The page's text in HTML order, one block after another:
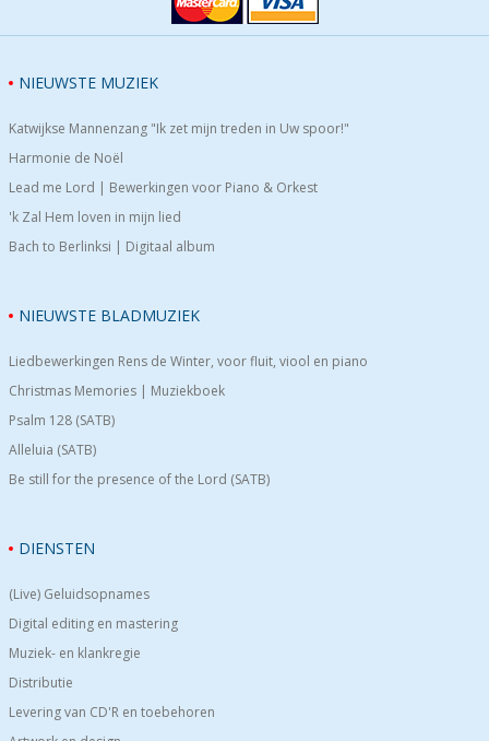
NIEUWSTE MUZIEK
Katwijkse Mannenzang "Ik zet mijn treden in Uw spoor!"
Harmonie de Noël
Lead me Lord | Bewerkingen voor Piano & Orkest
'k Zal Hem loven in mijn lied
Bach to Berlinksi | Digitaal album
NIEUWSTE BLADMUZIEK
Liedbewerkingen Rens de Winter, voor fluit, viool en piano
Christmas Memories | Muziekboek
Psalm 128 (SATB)
Alleluia (SATB)
Be still for the presence of the Lord (SATB)
DIENSTEN
(Live) Geluidsopnames
Digital editing en mastering
Muziek- en klankregie
Distributie
Levering van CD'R en toebehoren